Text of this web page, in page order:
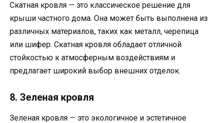
Скатная кровля — это классическое решение для
крыши частного дома. Она может быть выполнена из
различных материалов, таких как металл, черепица
или шифер. Скатная кровля обладает отличной
стойкостью к атмосферным воздействиям и
предлагает широкий выбор внешних отделок.
8. Зеленая кровля
Зеленая кровля — это экологичное и эстетичное